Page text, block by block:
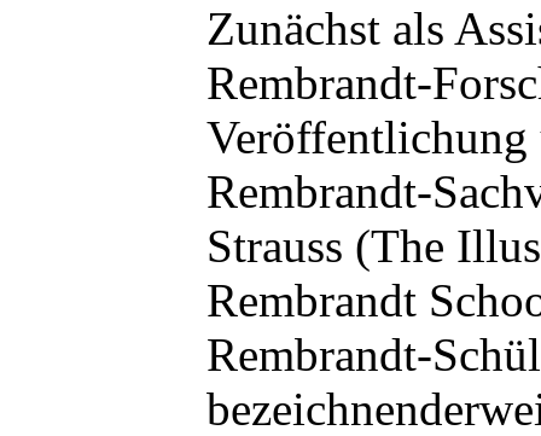
Zunächst als
Rembrandt-
Veröffentlichung
Rembrandt-
Strauss (The
Rembrandt
Rembrandt-